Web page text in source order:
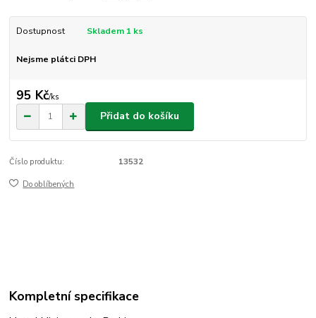
Dostupnost Skladem 1 ks
Nejsme plátci DPH
95 Kč/ks
Přidat do košíku
Číslo produktu: 13532
Do oblíbených
Kompletní specifikace